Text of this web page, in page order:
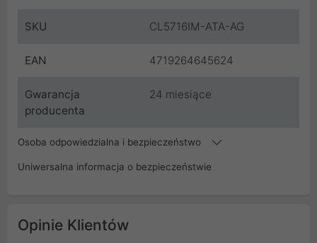
SKU CL5716IM-ATA-AG
EAN 4719264645624
Gwarancja
producenta
24 miesiące
Osoba odpowiedzialna i bezpieczeństwo
Uniwersalna informacja o bezpieczeństwie
Opinie Klientów